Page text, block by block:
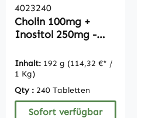
4023240
Cholin 100mg +
Inositol 250mg -
Großpackung für 8
Monate - vegan |
Vitamintrend
Inhalt: 192 g (114,32 €* /
1 Kg)
Qty : 240 Tabletten
Sofort verfügbar